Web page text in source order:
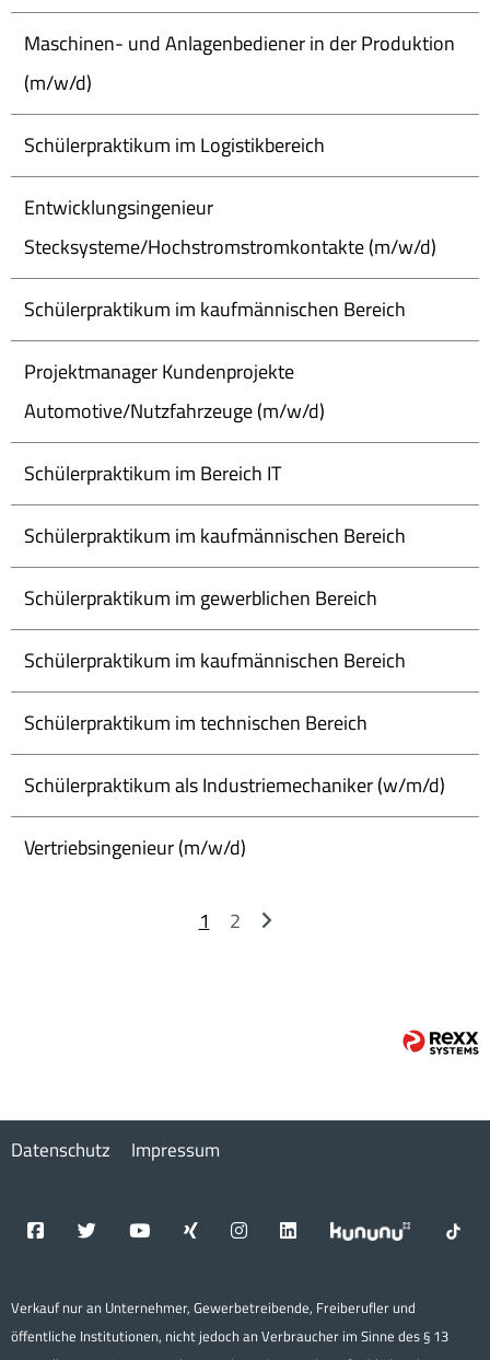
Maschinen- und Anlagenbediener in der Produktion
(m/w/d)
Schülerpraktikum im Logistikbereich
Entwicklungsingenieur
Stecksysteme/Hochstromstromkontakte (m/w/d)
Schülerpraktikum im kaufmännischen Bereich
Projektmanager Kundenprojekte
Automotive/Nutzfahrzeuge (m/w/d)
Schülerpraktikum im Bereich IT
Schülerpraktikum im kaufmännischen Bereich
Schülerpraktikum im gewerblichen Bereich
Schülerpraktikum im kaufmännischen Bereich
Schülerpraktikum im technischen Bereich
Schülerpraktikum als Industriemechaniker (w/m/d)
Vertriebsingenieur (m/w/d)
1 2
Datenschutz Impressum
Verkauf nur an Unternehmer, Gewerbetreibende, Freiberufler und
öffentliche Institutionen, nicht jedoch an Verbraucher im Sinne des § 13